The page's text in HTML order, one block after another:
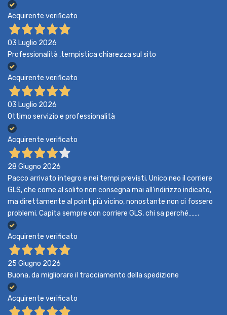
Acquirente verificato
03 Luglio 2026
Professionalità ,tempistica chiarezza sul sito
Acquirente verificato
03 Luglio 2026
Ottimo servizio e professionalità
Acquirente verificato
28 Giugno 2026
Pacco arrivato integro e nei tempi previsti. Unico neo il corriere
GLS, che come al solito non consegna mai all’indirizzo indicato,
ma direttamente al point più vicino, nonostante non ci fossero
problemi. Capita sempre con corriere GLS, chi sa perché…….
Acquirente verificato
25 Giugno 2026
Buona, da migliorare il tracciamento della spedizione
Acquirente verificato